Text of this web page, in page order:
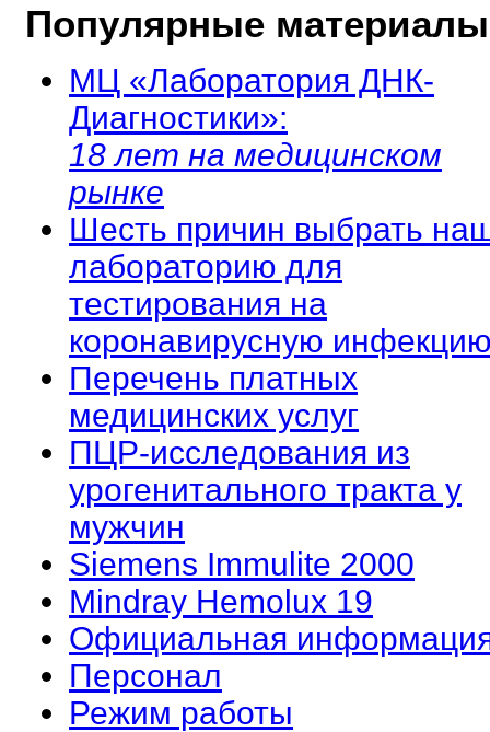
Популярные материалы
МЦ «Лаборатория ДНК-
Диагностики»:
18 лет на медицинском
рынке
Шесть причин выбрать
лабораторию для
тестирования на
коронавирусную
Перечень платных
медицинских услуг
ПЦР-исследования из
урогенитального тракта у
мужчин
Siemens Immulite 2000
Mindray Hemolux 19
Официальная
Персонал
Режим работы